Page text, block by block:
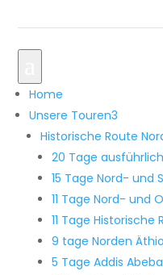
Home
Unsere Touren3
Historische Route
20 Tage
15 Tage Nord- und
11 Tage Nord- und
11 Tage Historische
9 tage Norden
5 Tage Addis